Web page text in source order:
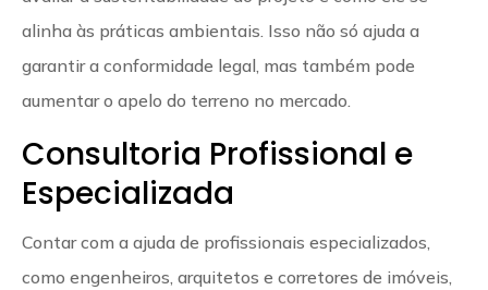
alinha às práticas ambientais. Isso não só ajuda a
garantir a conformidade legal, mas também pode
aumentar o apelo do terreno no mercado.
Consultoria Profissional e
Especializada
Contar com a ajuda de profissionais especializados,
como engenheiros, arquitetos e corretores de imóveis,